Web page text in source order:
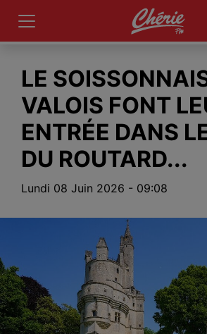
LE
VALOIS FONT
ENTRÉE DANS
DU ROUTARD...
Lundi 08 Juin 2026 - 09:08